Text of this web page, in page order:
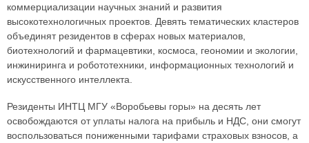
коммерциализации научных знаний и развития
высокотехнологичных проектов. Девять тематических кластеров
объединят резидентов в сферах новых материалов,
биотехнологий и фармацевтики, космоса, геономии и экологии,
инжиниринга и робототехники, информационных технологий и
искусственного интеллекта.
Резиденты ИНТЦ МГУ «Воробьевы горы» на десять лет
освобождаются от уплаты налога на прибыль и НДС, они смогут
воспользоваться пониженными тарифами страховых взносов, а